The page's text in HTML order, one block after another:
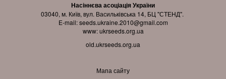
Насіннєва асоціація України
03040, м. Київ, вул. Васильківська 14, БЦ "СТЕНД".
E-mail:seeds.ukraine.2010@gmail.com
www:ukrseeds.org.ua
old.ukrseeds.org.ua
Мапа сайту